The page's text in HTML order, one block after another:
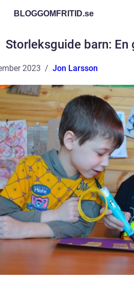
BLOGGOMFRITID.se
Storleksguide barn:
2023 Jon Larsson